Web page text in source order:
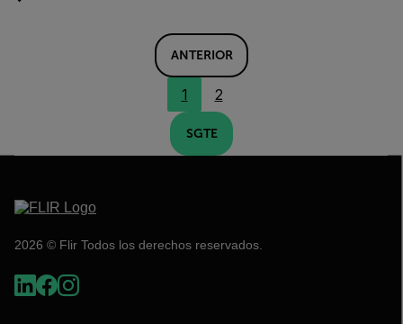
ANTERIOR
1 2
SGTE
2026 © Flir Todos los derechos reservados.